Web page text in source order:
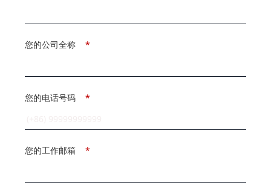
*
您的公司全称
*
您的电话号码
*
您的工作邮箱